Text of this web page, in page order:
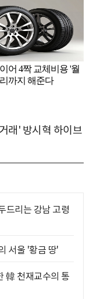
래' 방시혁 하이브
드리는 강남 고령
서울 '황금 땅'
韓 천재교수의 통